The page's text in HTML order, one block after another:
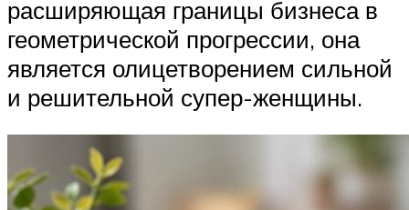
расширяющая границы бизнеса в
геометрической прогрессии, она
является олицетворением сильной
и решительной супер-женщины.